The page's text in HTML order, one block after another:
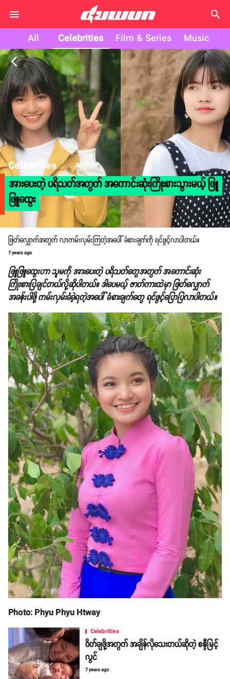
search
All Celebrities Film & Series Music
arrow_back_ios
Celebrities
အားပေးတဲ့ ပရိသတ်အတွက် အကောင်းဆုံးကြိုးစားသွားမယ့် ဖြူ
ဖြူထွေး
ဖြတ်လျှောက်အတွက် လာကမ်းလှမ်းကြတဲ့အပေါ် ခံစားချက်ကို ရင်ဖွင့်လာပါတယ်။
7 years ago
ဖြူဖြူထွေးဟာ သူမကို အားပေးတဲ့ ပရိသတ်တွေအတွက် အကောင်းဆုံး
ကြိုးစားပြချင်တယ်လို့ဆိုပါတယ်။ ဒါပေမယ့် ဇာတ်ကားထဲမှာ ဖြတ်လျှောက်
အခန်းပါဖို့ ကမ်းလှမ်းခံခဲ့ရတဲ့အပေါ် ခံစားချက်တွေ ရင်ဖွင့်ပြောပြလာပါတယ်။
Photo: Phyu Phyu Htway
Celebrities
ဝိတ်ချဖို့အတွက် အချိန်လိုသေးတယ်ဆိုတဲ့ စန္ဒီမြင့်
လွင်
7 years ago